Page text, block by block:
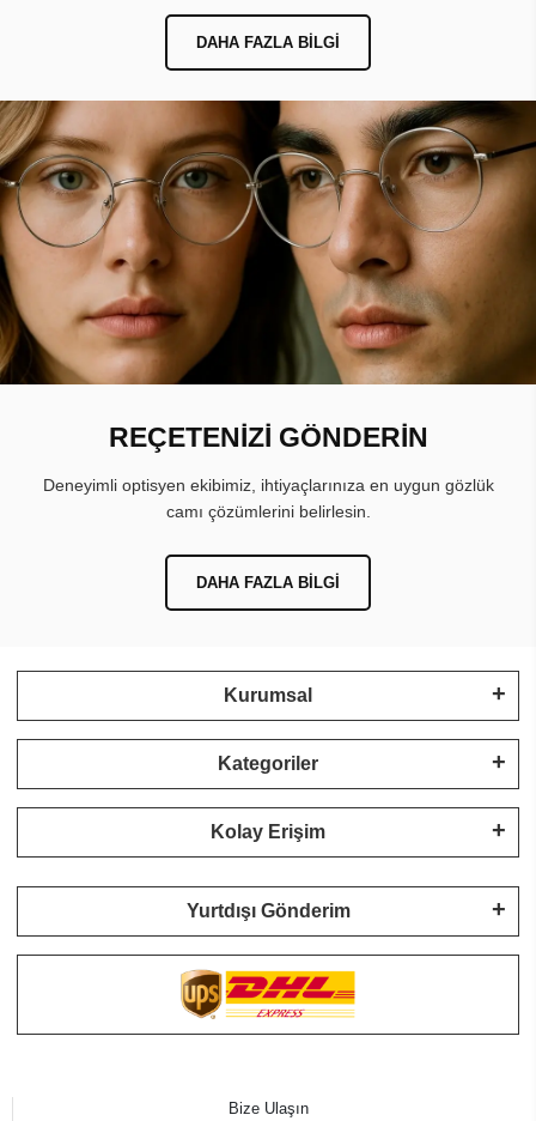
DAHA FAZLA BILGI
REÇETENİZİ GÖNDERİN
Deneyimli optisyen ekibimiz, ihtiyaçlarınıza en uygun gözlük
camı çözümlerini belirlesin.
DAHA FAZLA BILGI
Kurumsal
Kategoriler
Kolay Erişim
Yurtdışı Gönderim
Bize Ulaşın